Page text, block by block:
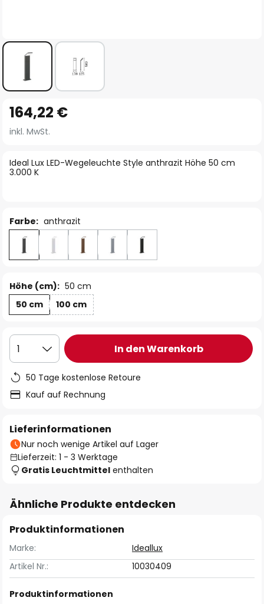
Anfang
der
springen
Ideal Lux LED-Wegeleuchte Style anthrazit Höhe 50 cm
3.000 K
164,22 €
inkl. MwSt.
Farbe: anthrazit
Höhe (cm): 50 cm
50 cm
100 cm
1 In den Warenkorb
50 Tage kostenlose Retoure
Kauf auf Rechnung
Lieferinformationen
Nur noch wenige Artikel auf Lager
Lieferzeit: 1 - 3 Werktage
Gratis Leuchtmittel enthalten
Ähnliche Produkte entdecken
Produktinformationen
Marke:
Ideallux
Artikel Nr.:
10030409
Produktinformationen